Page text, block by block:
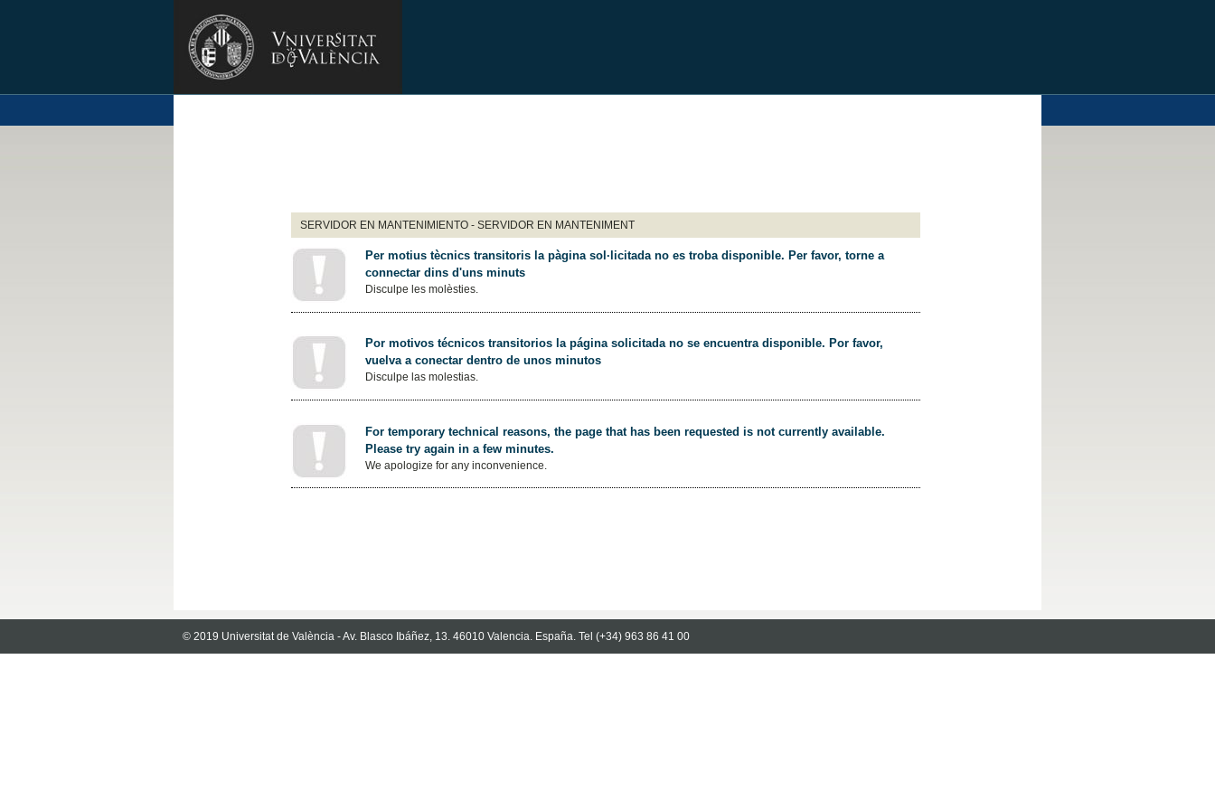
SERVIDOR EN MANTENIMIENTO - SERVIDOR EN MANTENIMENT
Per motius tècnics transitoris la pàgina sol·licitada no es troba disponible. Per favor, torne a
connectar dins d'uns minuts
Disculpe les molèsties.
Por motivos técnicos transitorios la página solicitada no se encuentra disponible. Por favor,
vuelva a conectar dentro de unos minutos
Disculpe las molestias.
For temporary technical reasons, the page that has been requested is not currently available.
Please try again in a few minutes.
We apologize for any inconvenience.
© 2019 Universitat de València - Av. Blasco Ibáñez, 13. 46010 Valencia. España. Tel (+34) 963 86 41 00